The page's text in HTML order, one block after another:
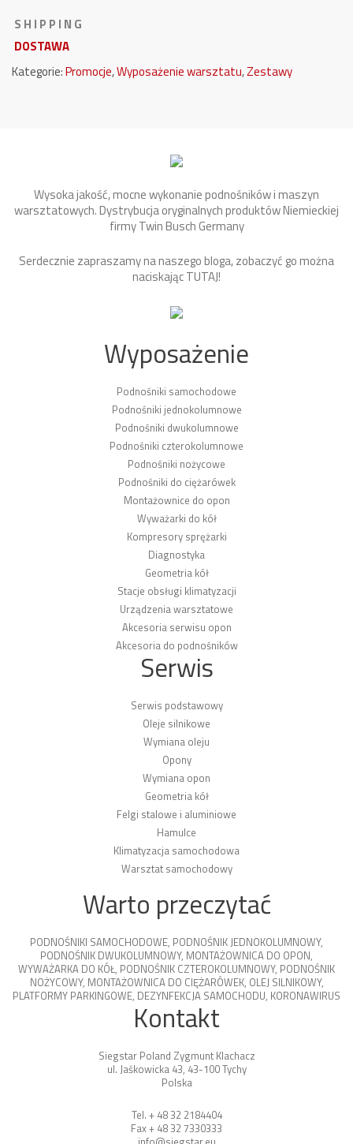
S H I P P I N G
DOSTAWA
Kategorie:Promocje,Wyposażenie warsztatu,Zestawy
Wysoka jakość, mocne wykonanie podnośników i maszyn
warsztatowych. Dystrybucja oryginalnych produktów Niemieckiej
firmy Twin Busch Germany
Serdecznie zapraszamy na naszego bloga, zobaczyć go można
naciskającTUTAJ!
Wyposażenie
Podnośniki samochodowe
Podnośniki jednokolumnowe
Podnośniki dwukolumnowe
Podnośniki czterokolumnowe
Podnośniki nożycowe
Podnośniki do ciężarówek
Montażownice do opon
Wyważarki do kół
Kompresory sprężarki
Diagnostyka
Geometria kół
Stacje obsługi klimatyzacji
Urządzenia warsztatowe
Akcesoria serwisu opon
Akcesoria do podnośników
Serwis
Serwis podstawowy
Oleje silnikowe
Wymiana oleju
Opony
Wymiana opon
Geometria kół
Felgi stalowe i aluminiowe
Hamulce
Klimatyzacja samochodowa
Warsztat samochodowy
Warto przeczytać
PODNOŚNIKI SAMOCHODOWE, PODNOŚNIK JEDNOKOLUMNOWY,
PODNOŚNIK DWUKOLUMNOWY, MONTAŻOWNICA DO OPON,
WYWAŻARKA DO KÓŁ, PODNOŚNIK CZTEROKOLUMNOWY, PODNOŚNIK
NOŻYCOWY, MONTAŻOWNICA DO CIĘŻARÓWEK, OLEJ SILNIKOWY,
PLATFORMY PARKINGOWE, DEZYNFEKCJA SAMOCHODU, KORONAWIRUS
Kontakt
Siegstar Poland Zygmunt Klachacz
ul. Jaśkowicka 43, 43-100 Tychy
Polska
Tel. + 48 32 2184404
Fax + 48 32 7330333